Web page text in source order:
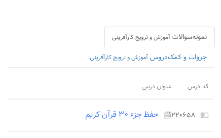
نمونه‌سوالات آموزش و ترویج کارآفرینی
جزوات و کمک‌دروس آموزش و ترویج کارآفرینی
کد درس عنوان درس
import_contacts ۱۲۲۰۶۵۸picture_as_pdf حفظ جزء ۳۰ قرآن کریم